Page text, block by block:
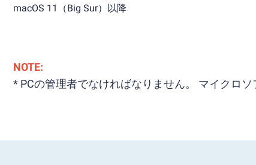
macOS 11（Big Sur）以降
NOTE:
* PCの管理者でなければなりません。 マイクロ